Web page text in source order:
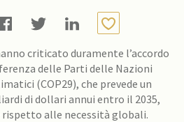
criticato duramente l’accordo
delle Parti delle Nazioni
(COP29), che prevede un
di dollari annui entro il 2035,
alle necessità globali.